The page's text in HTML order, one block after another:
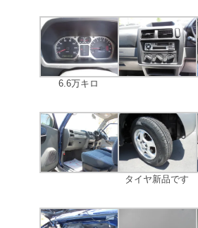
6.6万キロ
タイヤ新品です